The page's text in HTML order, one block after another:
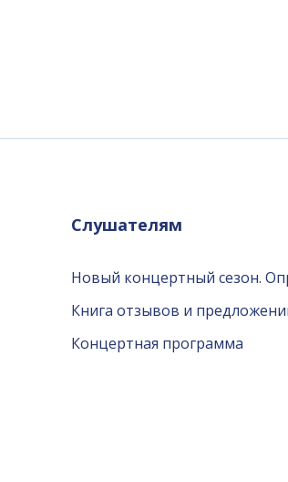
Слушателям
Новый концертный сезон.
Книга отзывов и
Концертная программа